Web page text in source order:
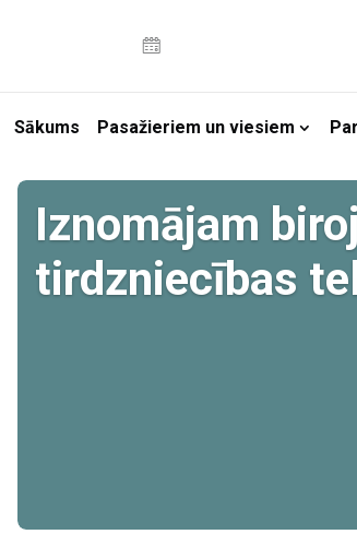
Sākums Pasažieriem un viesiem
Iznomājam
tirdzniecības